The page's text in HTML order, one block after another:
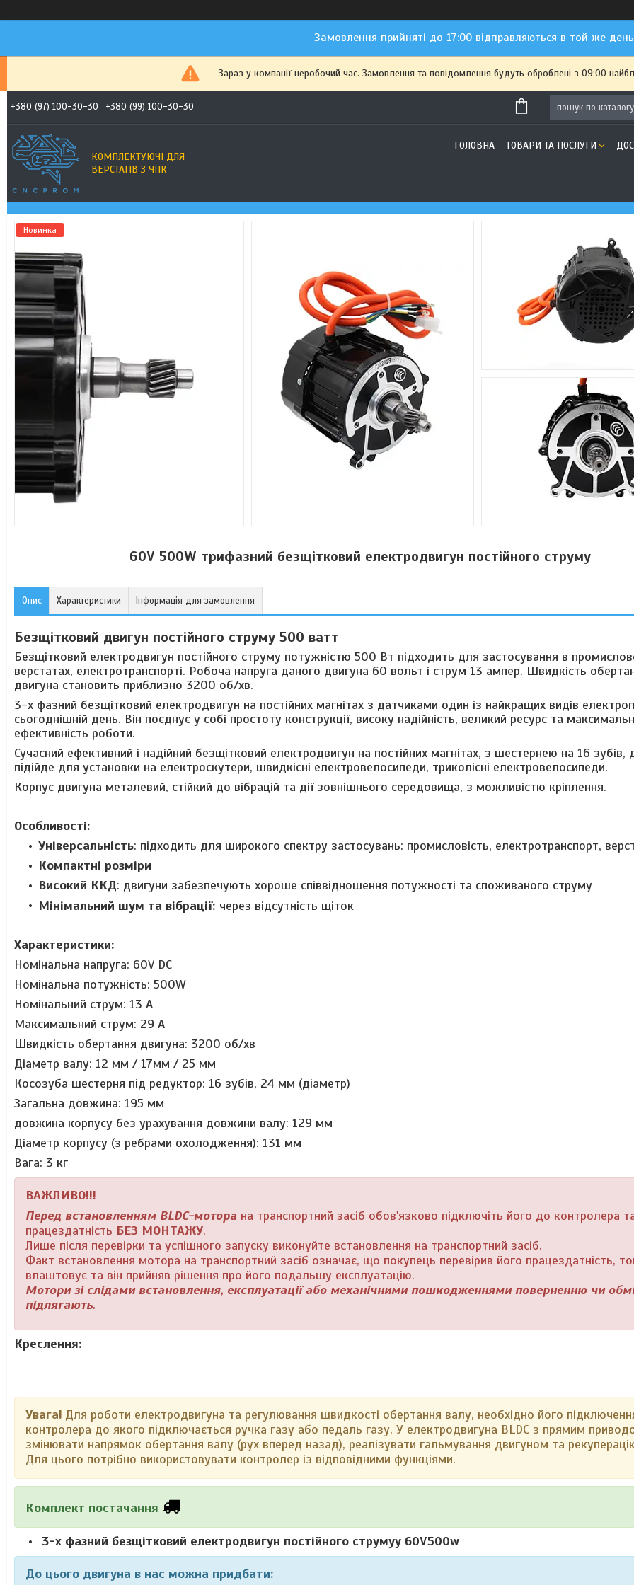
Замовлення прийняті до 17:00 відправляються в той же
Зараз у компанії неробочий час. Замовлення та повідомлення будуть оброблені з 09:00
+380 (97) 100-30-30 +380 (99) 100-30-30
КОМПЛЕКТУЮЧІ ДЛЯ
ВЕРСТАТІВ З ЧПК
ГОЛОВНА ТОВАРИ ТА ПОСЛУГИ
Новинка
60V 500W трифазний безщітковий електродвигун постійного струму
Опис Характеристики Інформація для замовлення
Безщітковий двигун постійного струму 500 ватт
Безщітковий електродвигун постійного струму потужністю 500 Вт підходить для застосування в
верстатах, електротранспорті. Робоча напруга даного двигуна 60 вольт і струм 13 ампер. Швидкість
двигуна становить приблизно 3200 об/хв.
3-х фазний безщітковий електродвигун на постійних магнітах з датчиками один із найкращих видів
сьогоднішній день. Він поєднує у собі простоту конструкції, високу надійність, великий ресурс та
ефективність роботи.
Сучасний ефективний і надійний безщітковий електродвигун на постійних магнітах, з шестернею на 16 зубів,
підійде для установки на електроскутери, швидкісні електровелосипеди, триколісні електровелосипеди.
Корпус двигуна металевий, стійкий до вібрацій та дії зовнішнього середовища, з можливістю кріплення.
Особливості:
Універсальність: підходить для широкого спектру застосувань: промисловість, електротранспорт,
Компактні розміри
Високий ККД: двигуни забезпечують хороше співвідношення потужності та споживаного струму
Мінімальний шум та вібрації: через відсутність щіток
Характеристики:
Номінальна напруга: 60V DC
Номінальна потужність: 500W
Номінальний струм: 13 А
Максимальний струм: 29 А
Швидкість обертання двигуна: 3200 об/хв
Діаметр валу: 12 мм / 17мм / 25 мм
Косозуба шестерня під редуктор: 16 зубів, 24 мм (діаметр)
Загальна довжина: 195 мм
довжина корпусу без урахування довжини валу: 129 мм
Діаметр корпусу (з ребрами охолодження): 131 мм
Вага: 3 кг
ВАЖЛИВО!!!
Перед встановленням BLDC-мотора на транспортний засіб обов'язково підключіть його до контролера
працездатність БЕЗ МОНТАЖУ.
Лише після перевірки та успішного запуску виконуйте встановлення на транспортний засіб.
Факт встановлення мотора на транспортний засіб означає, що покупець перевірив його працездатність,
влаштовує та він прийняв рішення про його подальшу експлуатацію.
Мотори зі слідами встановлення, експлуатації або механічними пошкодженнями поверненню чи
підлягають.
Креслення:
Увага! Для роботи електродвигуна та регулювання швидкості обертання валу, необхідно його
контролера до якого підключається ручка газу або педаль газу. У електродвигуна BLDC з прямим
змінювати напрямок обертання валу (рух вперед назад), реалізувати гальмування двигуном та рекуперацію
Для цього потрібно використовувати контролер із відповідними функціями.
Комплект постачання
3-х фазний безщітковий електродвигун постійного струмуу 60V500w
До цього двигуна в нас можна придбати: